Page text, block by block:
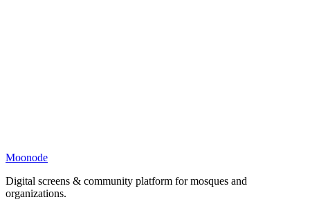
Moonode
Digital screens & community platform for mosques and
organizations.